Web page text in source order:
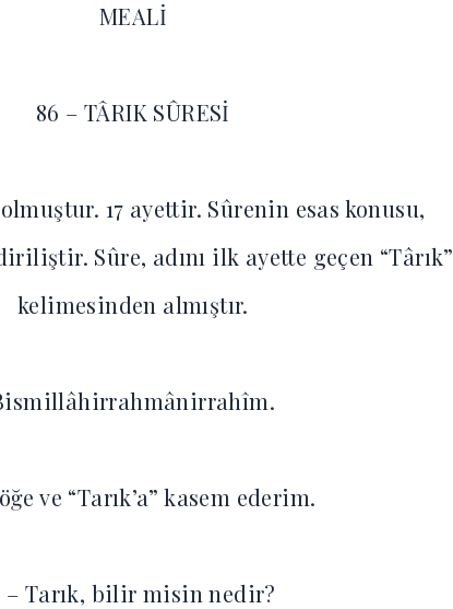
MEALİ
86 – TÂRIK SÛRESİ
17 ayettir. Sûrenin esas konusu,
Sûre, adını ilk ayette geçen “Târık”
kelimesinden almıştır.
ve “Tarık’a” kasem ederim.
– Tarık, bilir misin nedir?